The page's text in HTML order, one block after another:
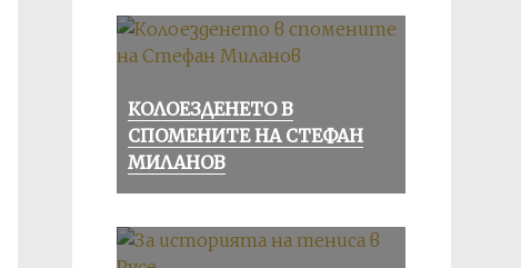
КОЛОЕЗДЕНЕТО В
СПОМЕНИТЕ НА СТЕФАН
МИЛАНОВ